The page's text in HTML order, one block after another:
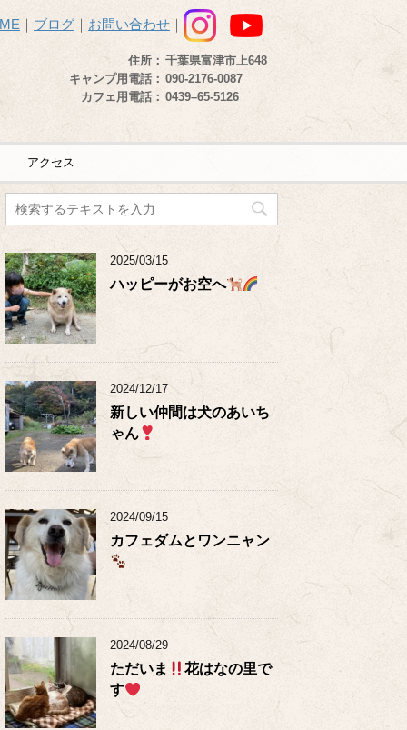
｜ ブログ ｜ お問い合わせ ｜ ｜
住所： 千葉県富津市上648
キャンプ用電話： 090-2176-0087
カフェ用電話： 0439–65-5126
アクセス
2025/03/15
ハッピーがお空へ
2024/12/17
新しい仲間は犬のあいち
ゃん
2024/09/15
カフェダムとワンニャン
2024/08/29
ただいま
花はなの里で
す